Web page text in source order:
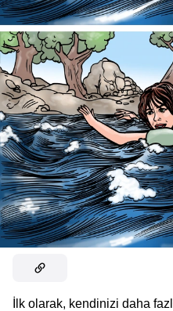
İlk olarak, kendinizi daha